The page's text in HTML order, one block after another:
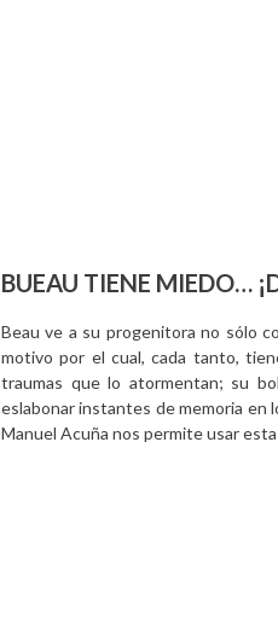
BUEAU TIENE MIEDO…
Beau ve a su progenitora no sólo
motivo por el cual, cada tanto,
traumas que lo atormentan; su
eslabonar instantes de memoria en
Manuel Acuña nos permite usar